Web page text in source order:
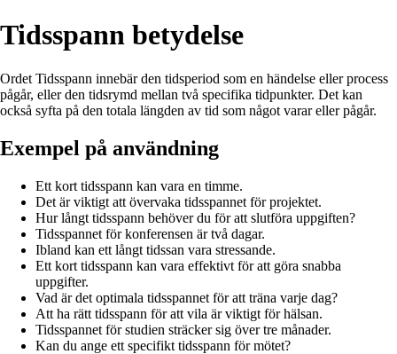
Tidsspann betydelse
Ordet Tidsspann innebär den tidsperiod som en händelse eller process
pågår, eller den tidsrymd mellan två specifika tidpunkter. Det kan
också syfta på den totala längden av tid som något varar eller pågår.
Exempel på användning
Ett kort tidsspann kan vara en timme.
Det är viktigt att övervaka tidsspannet för projektet.
Hur långt tidsspann behöver du för att slutföra uppgiften?
Tidsspannet för konferensen är två dagar.
Ibland kan ett långt tidssan vara stressande.
Ett kort tidsspann kan vara effektivt för att göra snabba
uppgifter.
Vad är det optimala tidsspannet för att träna varje dag?
Att ha rätt tidsspann för att vila är viktigt för hälsan.
Tidsspannet för studien sträcker sig över tre månader.
Kan du ange ett specifikt tidsspann för mötet?